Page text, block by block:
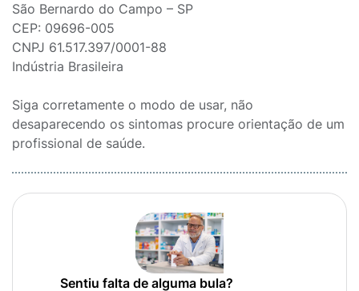
São Bernardo do Campo – SP
CEP: 09696-005
CNPJ 61.517.397/0001-88
Indústria Brasileira
Siga corretamente o modo de usar, não
desaparecendo os sintomas procure orientação de um
profissional de saúde.
Sentiu falta de alguma bula?